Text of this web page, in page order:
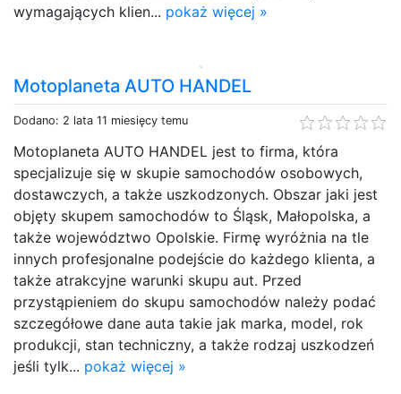
wymagających klien... pokaż więcej »
Motoplaneta AUTO HANDEL
Dodano: 2 lata 11 miesięcy temu
Motoplaneta AUTO HANDEL jest to firma, która
specjalizuje się w skupie samochodów osobowych,
dostawczych, a także uszkodzonych. Obszar jaki jest
objęty skupem samochodów to Śląsk, Małopolska, a
także województwo Opolskie. Firmę wyróżnia na tle
innych profesjonalne podejście do każdego klienta, a
także atrakcyjne warunki skupu aut. Przed
przystąpieniem do skupu samochodów należy podać
szczegółowe dane auta takie jak marka, model, rok
produkcji, stan techniczny, a także rodzaj uszkodzeń
jeśli tylk... pokaż więcej »